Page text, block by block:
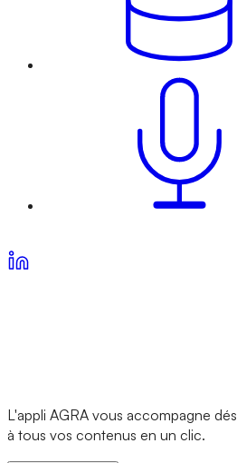
L'appli AGRA vous accompagne
à tous vos contenus en un clic.